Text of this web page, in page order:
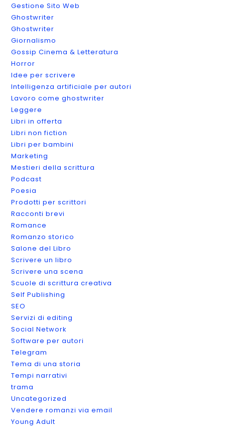
Gestione Sito Web
Ghostwriter
Ghostwriter
Giornalismo
Gossip Cinema & Letteratura
Horror
Idee per scrivere
Intelligenza artificiale per autori
Lavoro come ghostwriter
Leggere
Libri in offerta
Libri non fiction
Libri per bambini
Marketing
Mestieri della scrittura
Podcast
Poesia
Prodotti per scrittori
Racconti brevi
Romance
Romanzo storico
Salone del Libro
Scrivere un libro
Scrivere una scena
Scuole di scrittura creativa
Self Publishing
SEO
Servizi di editing
Social Network
Software per autori
Telegram
Tema di una storia
Tempi narrativi
trama
Uncategorized
Vendere romanzi via email
Young Adult